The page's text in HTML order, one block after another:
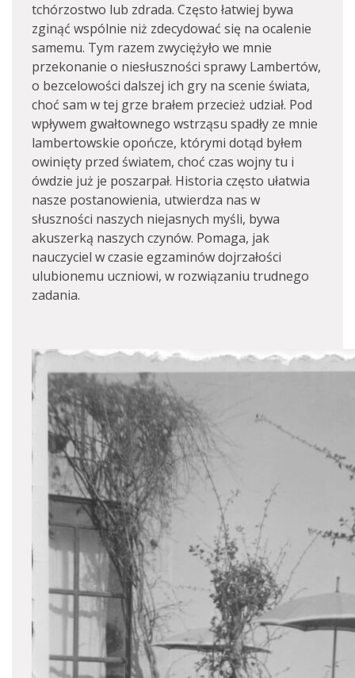
tchórzostwo lub zdrada. Często łatwiej bywa
zginąć wspólnie niż zdecydować się na ocalenie
samemu. Tym razem zwyciężyło we mnie
przekonanie o niesłuszności sprawy Lambertów,
o bezcelowości dalszej ich gry na scenie świata,
choć sam w tej grze brałem przecież udział. Pod
wpływem gwałtownego wstrząsu spadły ze mnie
lambertowskie opończe, którymi dotąd byłem
owinięty przed światem, choć czas wojny tu i
ówdzie już je poszarpał. Historia często ułatwia
nasze postanowienia, utwierdza nas w
słuszności naszych niejasnych myśli, bywa
akuszerką naszych czynów. Pomaga, jak
nauczyciel w czasie egzaminów dojrzałości
ulubionemu uczniowi, w rozwiązaniu trudnego
zadania.